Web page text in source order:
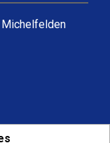
Michelfelden